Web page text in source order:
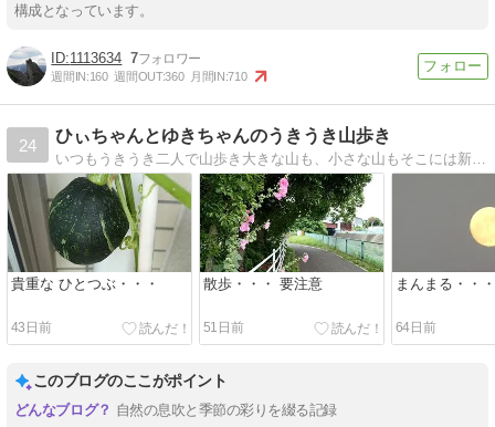
構成となっています。
1113634 7
週間IN:160 週間OUT:360 月間IN:710
24
ひぃちゃんとゆきちゃんのうきうき山歩き
貴重な ひとつぶ・・・
43日前
散歩・・・ 要注意
51日前
まんまる・・・
64日前
このブログのここがポイント
自然の息吹と季節の彩りを綴る記録